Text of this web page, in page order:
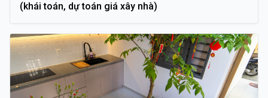
(khái toán, dự toán giá xây nhà)